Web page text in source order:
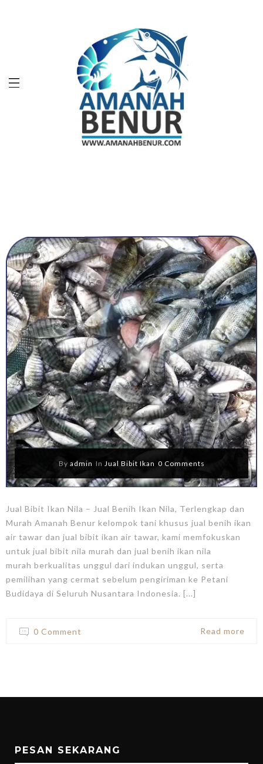
By admin In Jual Bibit Ikan 0 Comments
Jual Bibit Ikan Nila – Jual Benih Ikan Nila, Terlengkap dan
Murah Amanah Benur kelompok tani khusus jual benih ikan
air tawar dan jual bibit ikan air tawar, kami memfokuskan
untuk jual bibit nila murah dan jual benih ikan nila
murah berkualitas unggul dari indukan unggul, serta
pemilihan yang cermat sebelum pengiriman ke Petani
Budidaya di Seluruh Nusantara Indonesia. [...]
0 Comment Read more
PESAN SEKARANG